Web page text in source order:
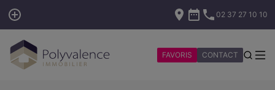
02 37 27 10 10
FAVORIS CONTACT